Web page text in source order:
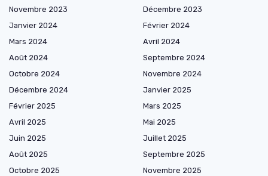
Novembre 2023
Décembre 2023
Janvier 2024
Février 2024
Mars 2024
Avril 2024
Août 2024
Septembre 2024
Octobre 2024
Novembre 2024
Décembre 2024
Janvier 2025
Février 2025
Mars 2025
Avril 2025
Mai 2025
Juin 2025
Juillet 2025
Août 2025
Septembre 2025
Octobre 2025
Novembre 2025